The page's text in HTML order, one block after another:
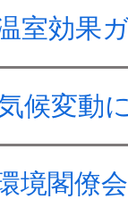
室効果
候変動
境閣僚